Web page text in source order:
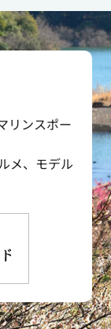
リンスポー
メ、モデル